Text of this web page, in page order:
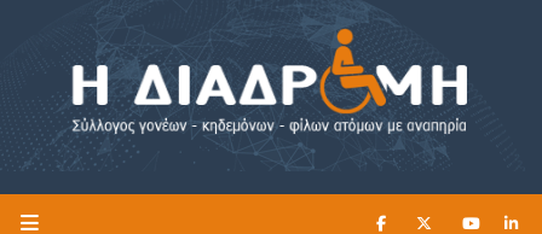
Η ΔΙΑΔΡΟΜΗ ΔΙΑΒΑΣΤΕ ΕΔΩ ►